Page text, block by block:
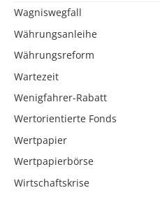
Wagniswegfall
Währungsanleihe
Währungsreform
Wartezeit
Wenigfahrer-Rabatt
Wertorientierte Fonds
Wertpapier
Wertpapierbörse
Wirtschaftskrise